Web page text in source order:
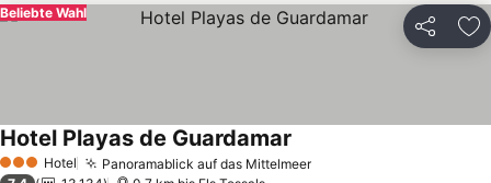
Teilen
Beliebte Wahl
3 SterneHotel Panoramablick auf das Mittelmeer
Hotel Playas de Guardamar